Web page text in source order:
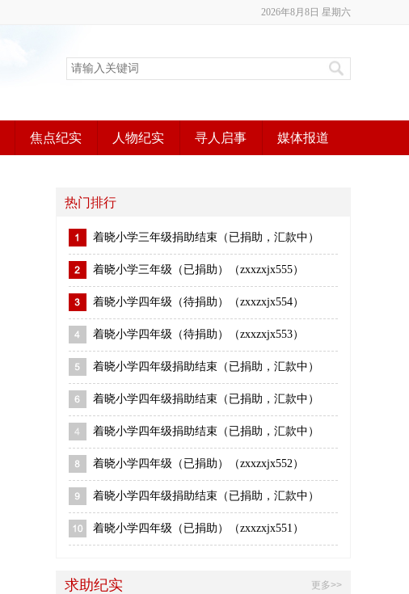
2026年8月8日 星期六
焦点纪实 人物纪实 寻人启事 媒体报道
热门排行
着晓小学三年级捐助结束（已捐助，汇款中）
着晓小学三年级（已捐助）（zxxzxjx555）
着晓小学四年级（待捐助）（zxxzxjx554）
着晓小学四年级（待捐助）（zxxzxjx553）
着晓小学四年级捐助结束（已捐助，汇款中）
着晓小学四年级捐助结束（已捐助，汇款中）
着晓小学四年级捐助结束（已捐助，汇款中）
着晓小学四年级（已捐助）（zxxzxjx552）
着晓小学四年级捐助结束（已捐助，汇款中）
着晓小学四年级（已捐助）（zxxzxjx551）
更多>>
求助纪实